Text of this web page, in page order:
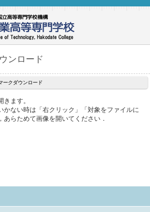
ンロード
ークダウンロード
ます。
かない時は「右クリック」「対象をファイルに
あらためて画像を開いてください．